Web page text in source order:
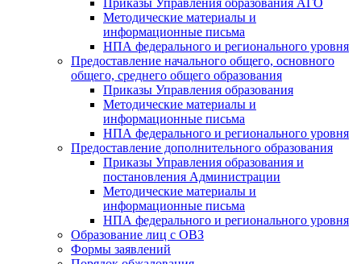
Приказы Управления образования АГО
Методические материалы и
информационные письма
НПА федерального и регионального уровня
Предоставление начального общего, основного
общего, среднего общего образования
Приказы Управления образования
Методические материалы и
информационные письма
НПА федерального и регионального уровня
Предоставление дополнительного образования
Приказы Управления образования и
постановления Администрации
Методические материалы и
информационные письма
НПА федерального и регионального уровня
Образование лиц с ОВЗ
Формы заявлений